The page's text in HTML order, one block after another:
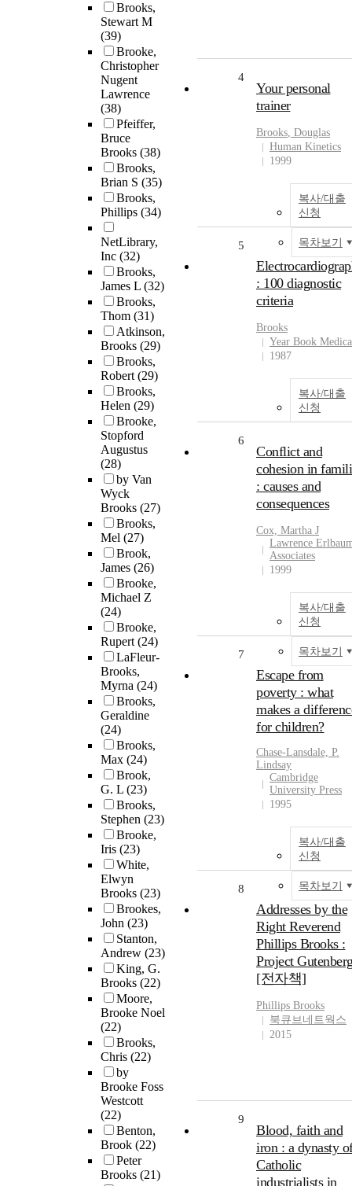
Brooks,
Stewart M
(39)
Brooke,
Christopher
Nugent
Lawrence
(38)
Pfeiffer,
Bruce
Brooks (38)
Brooks,
Brian S (35)
Brooks,
Phillips (34)
NetLibrary,
Inc (32)
Brooks,
James L (32)
Brooks,
Thom (31)
Atkinson,
Brooks (29)
Brooks,
Robert(29)
Brooks,
Helen (29)
Brooke,
Stopford
Augustus
(28)
by Van
Wyck
Brooks (27)
Brooks,
Mel (27)
Brook,
James (26)
Brooke,
Michael Z
(24)
Brooke,
Rupert(24)
LaFleur-
Brooks,
Myrna (24)
Brooks,
Geraldine
(24)
Brooks,
Max (24)
Brook,
G. L (23)
Brooks,
Stephen (23)
Brooke,
Iris (23)
White,
Elwyn
Brooks (23)
Brookes,
John (23)
Stanton,
Andrew (23)
King, G.
Brooks (22)
Moore,
Brooke Noel
(22)
Brooks,
Chris (22)
by
Brooke Foss
Westcott
(22)
Benton,
Brook (22)
Peter
Brooks (21)
4
Your personal
trainer
Brooks, Douglas
Human Kinetics
1999
복사/대출
신청
목차보기
5
: 100 diagnostic
criteria
Brooks
Year Book
1987
복사/대출
신청
6
Conflict and
cohesion in
: causes and
consequences
Cox, Martha J
Lawrence
Associates
1999
복사/대출
신청
목차보기
7
Escape from
poverty : what
makes a
for children?
Chase-Lansdale, P.
Lindsay
Cambridge
University Press
1995
복사/대출
신청
목차보기
8
Addresses by the
Right Reverend
Phillips Brooks :
Project
[전자책]
Phillips Brooks
북큐브네트웍스
2015
9
Blood, faith and
iron : a dynasty
Catholic
industrialists in